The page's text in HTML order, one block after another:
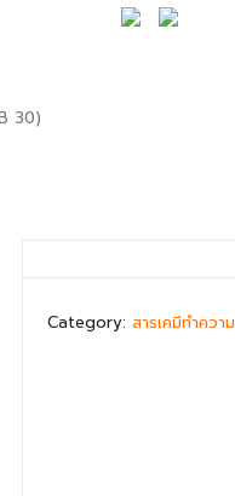
30)
Category: สารเคมีทำคว